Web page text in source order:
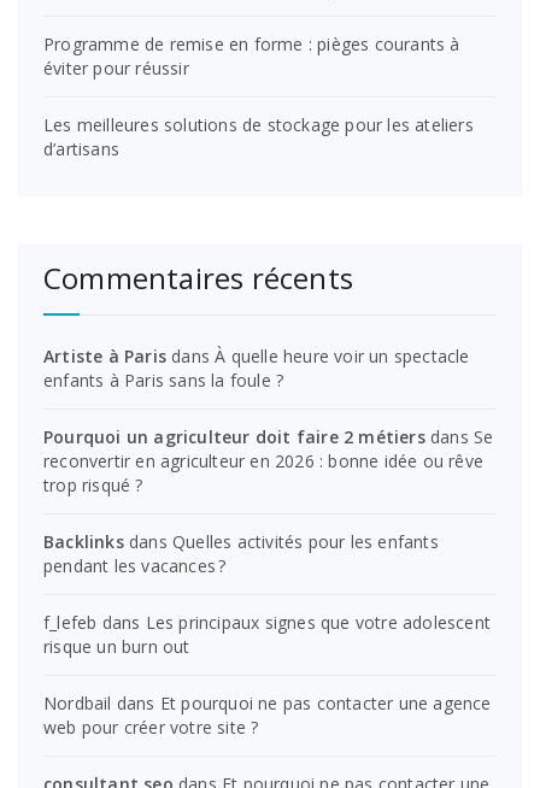
Programme de remise en forme : pièges courants à
éviter pour réussir
Les meilleures solutions de stockage pour les ateliers
d’artisans
Commentaires récents
Artiste à Paris dansÀ quelle heure voir un spectacle
enfants à Paris sans la foule ?
Pourquoi un agriculteur doit faire 2 métiersdans Se
reconvertir en agriculteur en 2026 : bonne idée ou rêve
trop risqué ?
BacklinksdansQuelles activités pour les enfants
pendant les vacances ?
f_lefeb dans Les principaux signes que votre adolescent
risque un burn out
Nordbail dans Et pourquoi ne pas contacter une agence
web pour créer votre site ?
consultant seo dans Et pourquoi ne pas contacter une